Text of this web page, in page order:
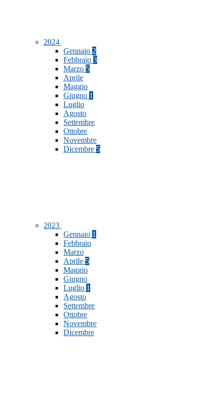
2024
Gennaio 2
Febbraio 3
Marzo 5
Aprile
Maggio
Giugno 1
Luglio
Agosto
Settembre
Ottobre
Novembre
Dicembre 5
2023
Gennaio 1
Febbraio
Marzo
Aprile 5
Maggio
Giugno
Luglio 1
Agosto
Settembre
Ottobre
Novembre
Dicembre